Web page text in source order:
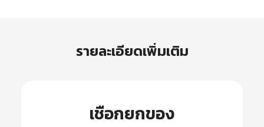
รายละเอียดเพิ่มเติม
เชือกยกของ